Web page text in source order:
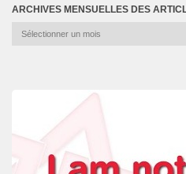
ARCHIVES MENSUELLES DES
Archives